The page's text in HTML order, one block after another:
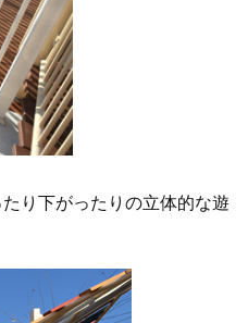
り下がったりの立体的な遊